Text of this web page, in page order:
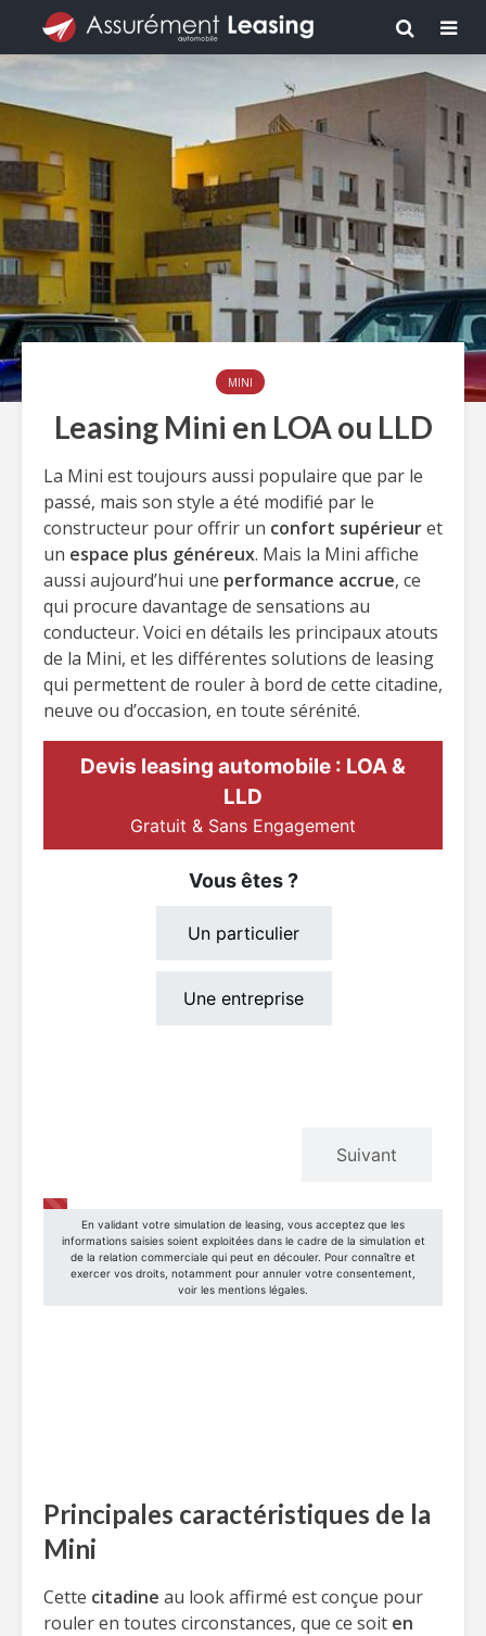
MINI
Leasing Mini en LOA ou LLD
La Mini est toujours aussi populaire que par le
passé, mais son style a été modifié par le
constructeur pour offrir un confort supérieuret
un espace plus généreux. Mais la Mini affiche
aussi aujourd’hui une performance accrue, ce
qui procure davantage de sensations au
conducteur. Voici en détails les principaux atouts
de la Mini, et les différentes solutions de leasing
qui permettent de rouler à bord de cette citadine,
neuve ou d’occasion, en toute sérénité.
Principales caractéristiques de la
Mini
Cette citadine au look affirmé est conçue pour
rouler en toutes circonstances, que ce soit en